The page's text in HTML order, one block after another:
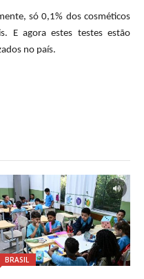
só 0,1% dos cosméticos
E agora estes testes estão
no país.
BRASIL